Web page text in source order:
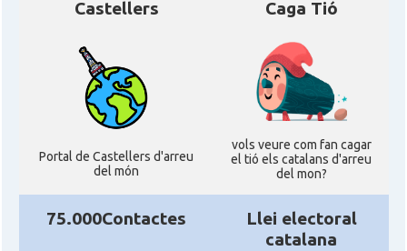
Castellers
Portal de Castellers d'arreu
del món
Caga Tió
vols veure com fan cagar
el tió els catalans d'arreu
del mon?
75.000Contactes
Llei electoral
catalana